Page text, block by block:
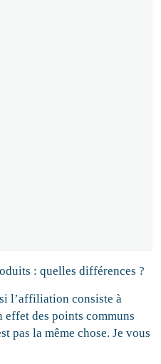
: quelles différences ?
l’affiliation consiste à
des points communs
pas la même chose. Je vous